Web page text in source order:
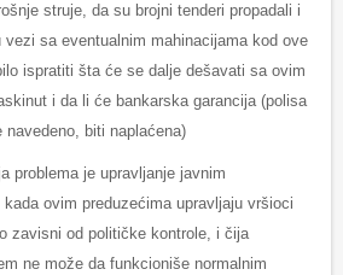
struje, da su brojni tenderi propadali i
sa eventualnim mahinacijama kod ove
ispratiti šta će se dalje dešavati sa ovim
i da li će bankarska garancija (polisa
biti naplaćena)
problema je upravljanje javnim
ovim preduzećima upravljaju vršioci
zavisni od političke kontrole, i čija
ne može da funkcioniše normalnim